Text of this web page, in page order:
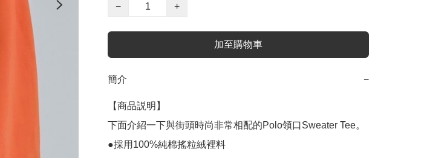
−
+
加至購物車
簡介 −
【商品説明】
下面介紹一下與街頭時尚非常相配的Polo領口Sweater Tee。
●採用100%純棉搖粒絨裡料